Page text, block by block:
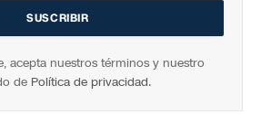
acepta nuestros términos y nuestro
de Política de privacidad.